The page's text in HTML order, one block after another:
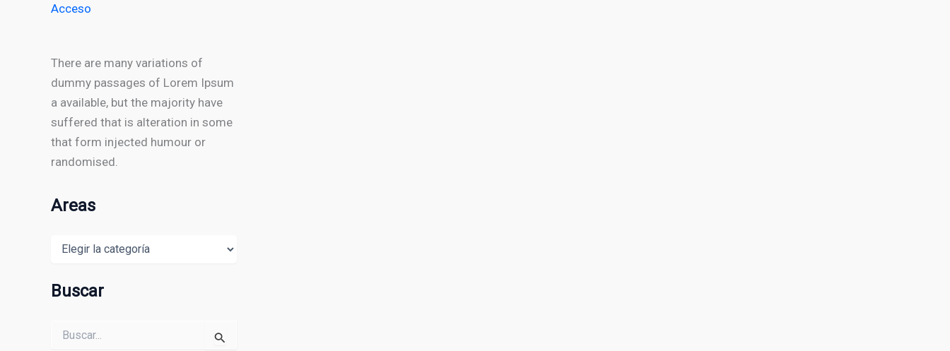
Acceso
There are many variations of
dummy passages of Lorem Ipsum
a available, but the majority have
suffered that is alteration in some
that form injected humour or
randomised.
Areas
Buscar
por: